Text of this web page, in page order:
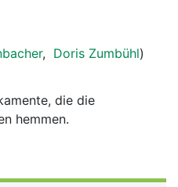
, Doris Zumbühl)
die die
hemmen.